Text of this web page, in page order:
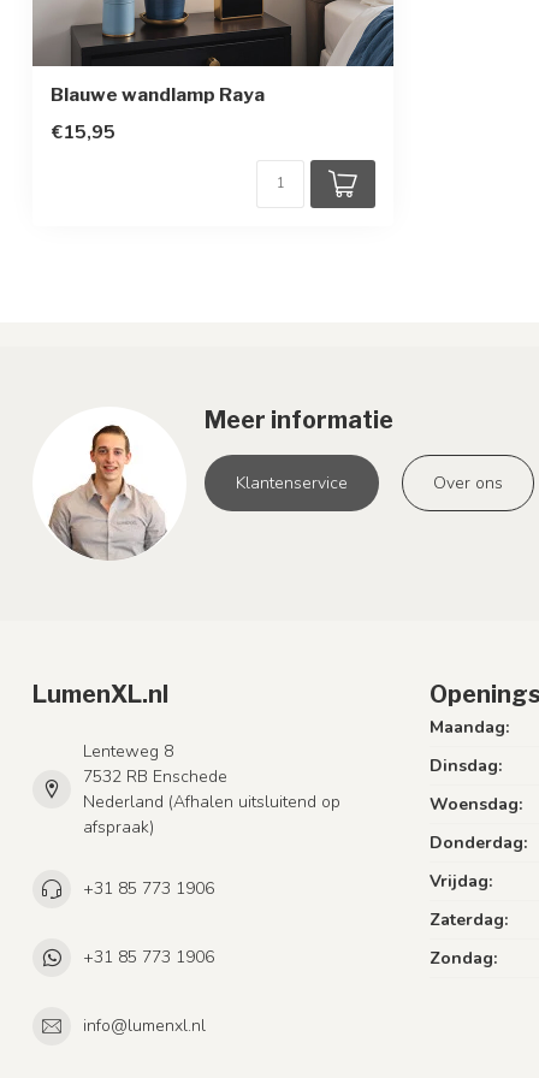
Blauwe wandlamp Raya
€15,95
Meer informatie
Klantenservice Over ons
LumenXL.nl
Lenteweg 8
7532 RB Enschede
Nederland (Afhalen uitsluitend op
afspraak)
+31 85 773 1906
+31 85 773 1906
info@lumenxl.nl
Maandag:
Dinsdag:
Woensdag:
Donderdag:
Vrijdag:
Zaterdag:
Zondag: